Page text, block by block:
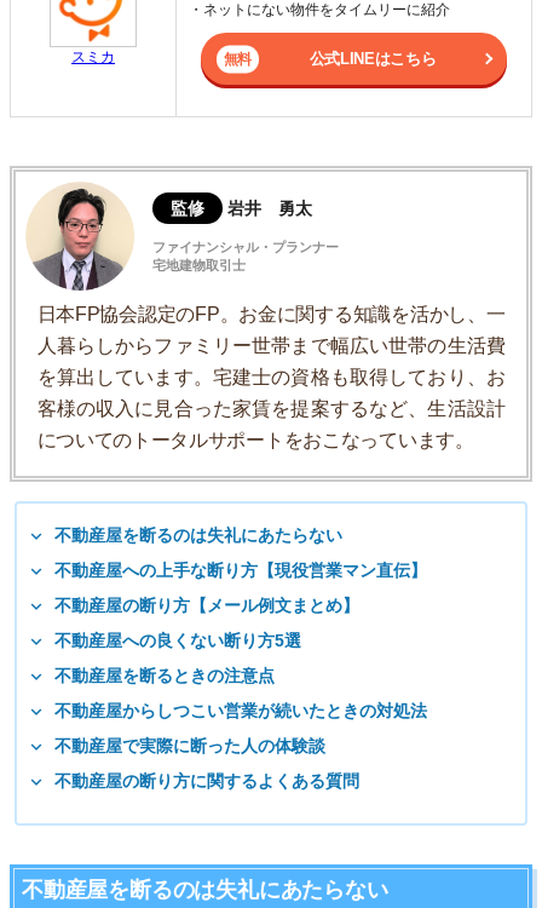
スミカ
・ネットにない物件をタイムリーに紹介
公式LINEはこちら
監修 岩井 勇太
ファイナンシャル・プランナー
宅地建物取引士
日本FP協会認定のFP。お金に関する知識を活かし、一
人暮らしからファミリー世帯まで幅広い世帯の生活費
を算出しています。宅建士の資格も取得しており、お
客様の収入に見合った家賃を提案するなど、生活設計
についてのトータルサポートをおこなっています。
不動産屋を断るのは失礼にあたらない
不動産屋への上手な断り方【現役営業マン直伝】
不動産屋の断り方【メール例文まとめ】
不動産屋への良くない断り方5選
不動産屋を断るときの注意点
不動産屋からしつこい営業が続いたときの対処法
不動産屋で実際に断った人の体験談
不動産屋の断り方に関するよくある質問
不動産屋を断るのは失礼にあたらない